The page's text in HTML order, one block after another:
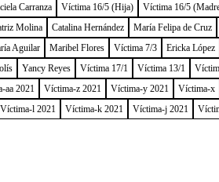
Carranza Víctima 16/5 (Hija) Víctima 16/5
Molina Catalina Hernández María Felipa de Cruz
Aguilar Maribel Flores Víctima 7/3 Ericka López
Yancy Reyes Víctima 17/1 Víctima 13/1
aa 2021 Víctima-z 2021 Víctima-y 2021 Víctima-x
Víctima-l 2021 Víctima-k 2021 Víctima-j 2021